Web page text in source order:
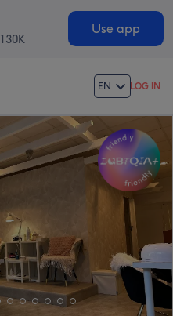
130K
Use app
EN LOG IN